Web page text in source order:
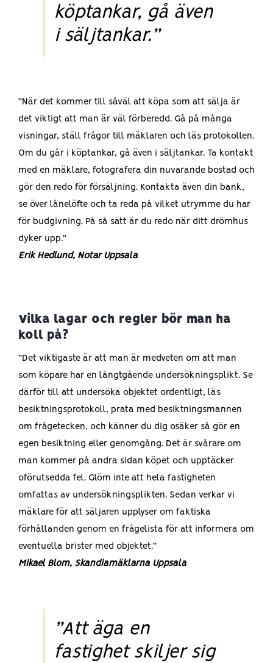
köptankar, gå även
i säljtankar.”
”När det kommer till såväl att köpa som att sälja är
det viktigt att man är väl förberedd. Gå på många
visningar, ställ frågor till mäklaren och läs protokollen.
Om du går i köptankar, gå även i säljtankar. Ta kontakt
med en mäklare, fotografera din nuvarande bostad och
gör den redo för försäljning. Kontakta även din bank,
se över lånelöfte och ta reda på vilket utrymme du har
för budgivning. På så sätt är du redo när ditt drömhus
dyker upp.”
Erik Hedlund, Notar Uppsala
Vilka lagar och regler bör man ha
koll på?
”Det viktigaste är att man är medveten om att man
som köpare har en långtgående undersökningsplikt. Se
därför till att undersöka objektet ordentligt, läs
besiktningsprotokoll, prata med besiktningsmannen
om frågetecken, och känner du dig osäker så gör en
egen besiktning eller genomgång. Det är svårare om
man kommer på andra sidan köpet och upptäcker
oförutsedda fel. Glöm inte att hela fastigheten
omfattas av undersökningsplikten. Sedan verkar vi
mäklare för att säljaren upplyser om faktiska
förhållanden genom en frågelista för att informera om
eventuella brister med objektet.”
Mikael Blom, Skandiamäklarna Uppsala
”Att äga en
fastighet skiljer sig